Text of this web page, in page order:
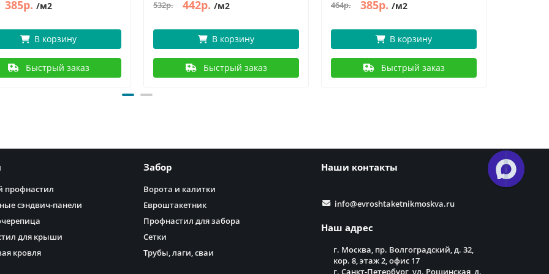
385р. /м2
В корзину
Быстрый заказ
532р. 442р. /м2
В корзину
Быстрый заказ
464р. 385р. /м2
В корзину
Быстрый заказ
профнастил
сэндвич-панели
для крыши
кровля
Забор
Ворота и калитки
Евроштакетник
Профнастил для забора
Сетки
Трубы, лаги, сваи
Наши контакты
info@evroshtaketnikmoskva.ru
Наш адрес
г. Москва, пр. Волгоградский, д. 32,
кор. 8, этаж 2, офис 17
г. Санкт-Петербург, ул. Рощинская, д.